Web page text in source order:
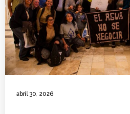
abril 30, 2026